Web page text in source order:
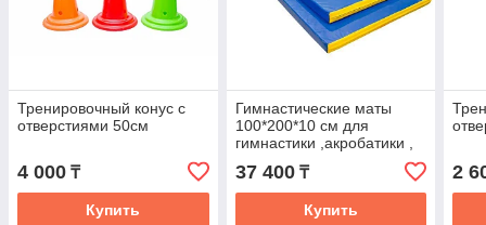
Тренировочный конус с
отверстиями 50см
4 000 ₸
Купить
Гимнастические маты
100*200*10 см для
гимнастики ,акробатики ,
танцев и тд.
37 400₸
Купить
2